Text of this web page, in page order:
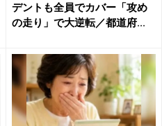
デントも全員でカバー「攻め
の走り」で大逆転／都道府...